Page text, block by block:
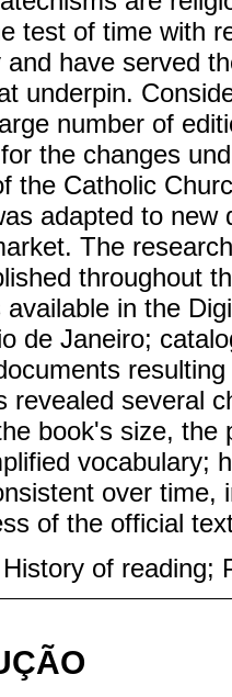
test of time with
have served
underpin.
number of
the changes
the Catholic
adapted to
The
throughout
available in the
de Janeiro;
revealed several
book's size, the
vocabulary;
over time,
of the official
History of reading;